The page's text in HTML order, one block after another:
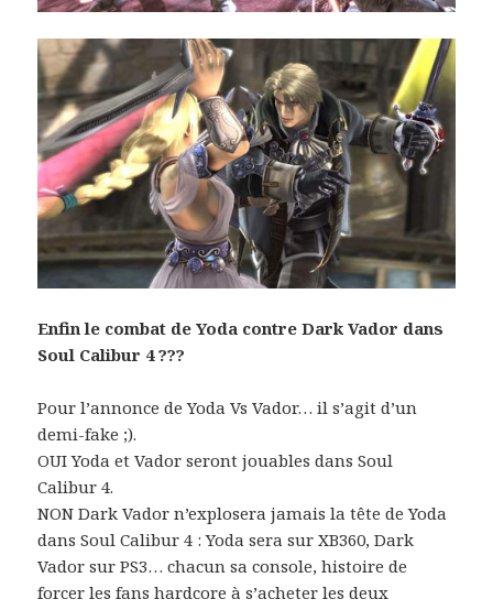
Enfin le combat de Yoda contre Dark Vador dans
Soul Calibur 4 ???
Pour l’annonce de Yoda Vs Vador… il s’agit d’un
demi-fake ;).
OUI Yoda et Vador seront jouables dans Soul
Calibur 4.
NON Dark Vador n’explosera jamais la tête de Yoda
dans Soul Calibur 4 : Yoda sera sur XB360, Dark
Vador sur PS3… chacun sa console, histoire de
forcer les fans hardcore à s’acheter les deux